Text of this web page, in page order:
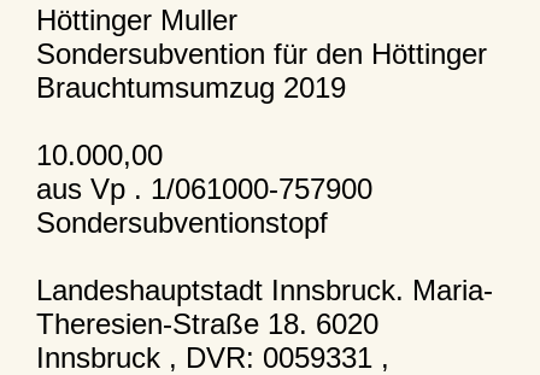
Höttinger Muller
Sondersubvention für den Höttinger
Brauchtumsumzug 2019
10.000,00
aus Vp . 1/061000-757900
Sondersubventionstopf
Landeshauptstadt Innsbruck. Maria-
Theresien-Straße 18. 6020
Innsbruck , DVR: 0059331 ,